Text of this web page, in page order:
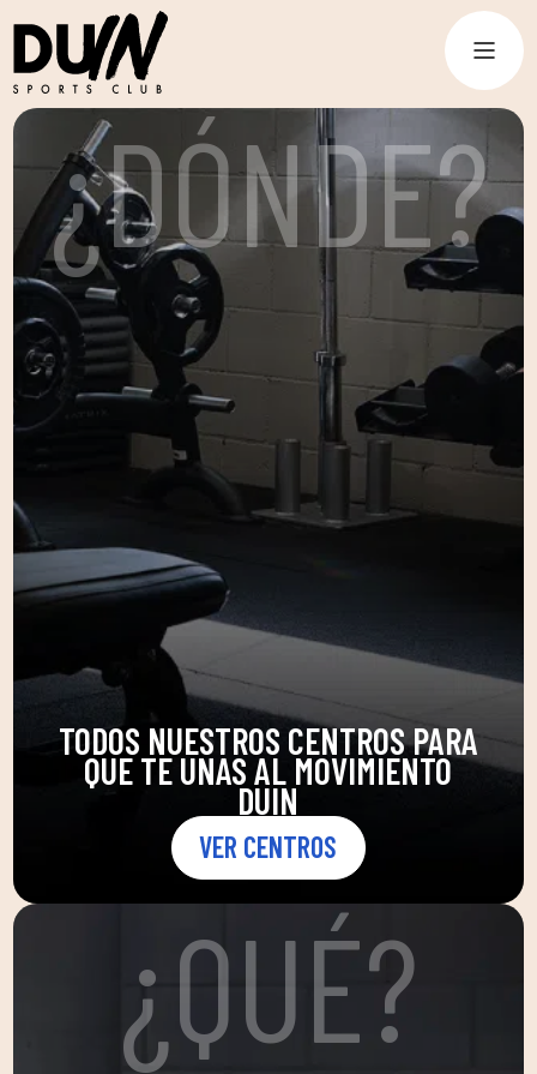
¿DÓNDE?
TODOS NUESTROS CENTROS PARA
QUE TE UNAS AL MOVIMIENTO
DUIN
VER CENTROS
¿QUÉ?